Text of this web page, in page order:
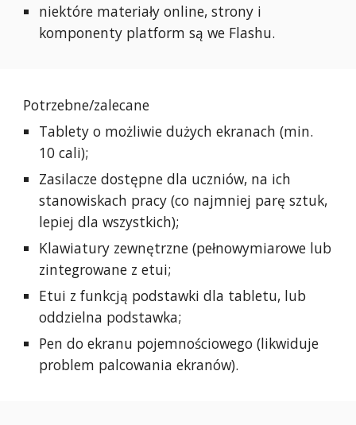
niektóre materiały online, strony i
komponenty platform są we Flashu.
Potrzebne/zalecane
Tablety o możliwie dużych ekranach (min.
10 cali);
Zasilacze dostępne dla uczniów, na ich
stanowiskach pracy (co najmniej parę sztuk,
lepiej dla wszystkich);
Klawiatury zewnętrzne (pełnowymiarowe lub
zintegrowane z etui;
Etui z funkcją podstawki dla tabletu, lub
oddzielna podstawka;
Pen do ekranu pojemnościowego (likwiduje
problem palcowania ekranów).